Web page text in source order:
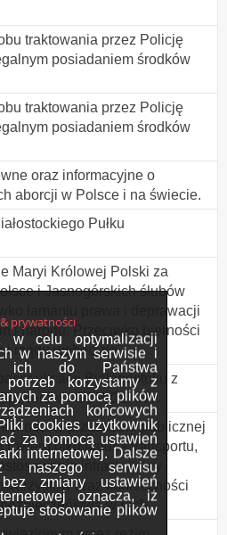
prywatności
w celu optymalizacji
w naszym serwisie i
ich do Państwa
potrzeb korzystamy z
za pomocą plików
końcowych
cookies użytkownik
za pomocą ustawień
internetowej. Dalsze
naszego serwisu
bez zmiany ustawień
oznacza, iż
stosowanie plików
traktowania przez Policję
posiadaniem środków
traktowania przez Policję
posiadaniem środków
oraz informacyjne o
aborcji w Polsce i na świecie.
Pułku
Maryi Królowej Polski za
i Jasnogórskich ślubów
łamaniu prawa i deprawacji
i narodu. Przeciwko bierności
i rządu wobec zła
ulicami Białegostoku z
ODWOŁANY.
w przestrzeni publicznej
roweru jako środka transportu,
infrastruktury
oraz konieczności
w ruch